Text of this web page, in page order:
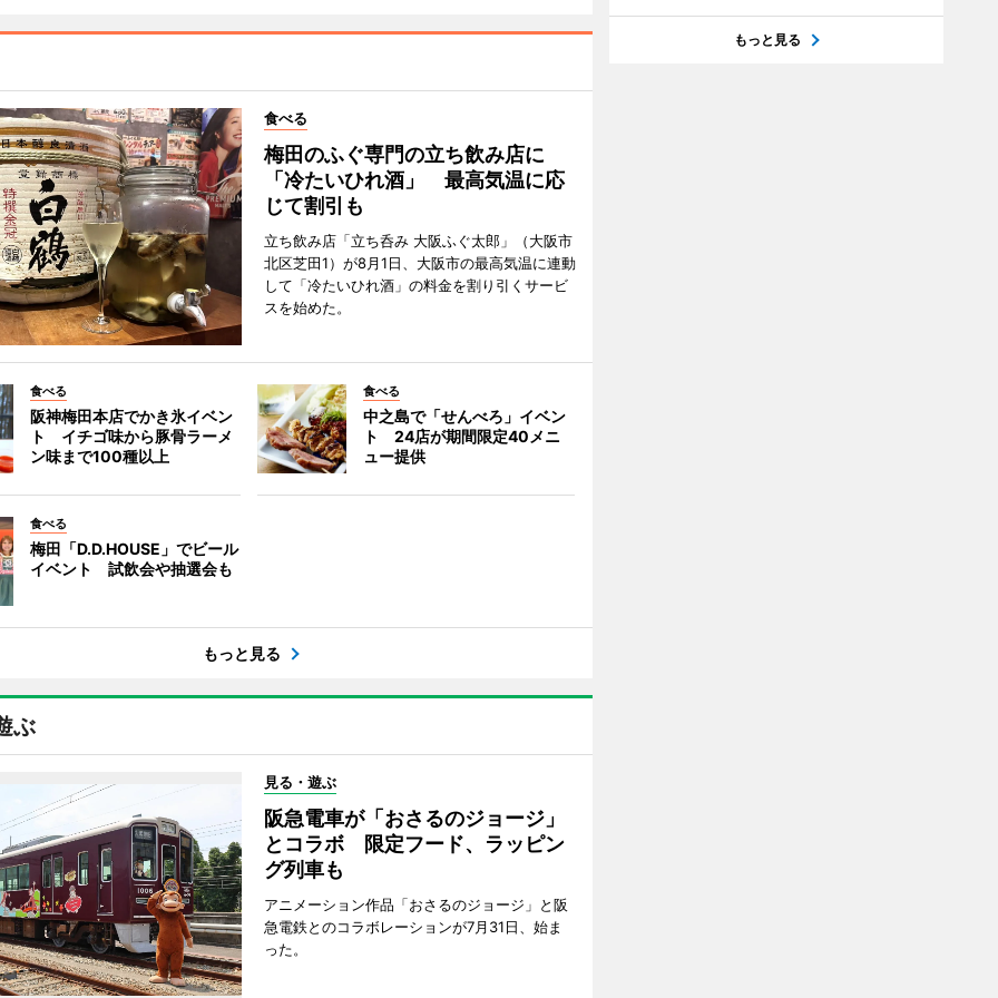
食べる
梅田のふぐ専門の立ち飲み店に
「冷たいひれ酒」 最高気温に応
じて割引も
立ち飲み店「立ち呑み 大阪ふぐ太郎」（大阪市
北区芝田1）が8月1日、大阪市の最高気温に連動
して「冷たいひれ酒」の料金を割り引くサービ
スを始めた。
食べる
阪神梅田本店でかき氷イベン
ト イチゴ味から豚骨ラーメ
ン味まで100種以上
食べる
中之島で「せんべろ」イベン
ト 24店が期間限定40メニ
ュー提供
食べる
梅田「D.D.HOUSE」でビール
イベント 試飲会や抽選会も
もっと見る
ぶ
見る・遊ぶ
阪急電車が「おさるのジョージ」
とコラボ 限定フード、ラッピン
グ列車も
アニメーション作品「おさるのジョージ」と阪
急電鉄とのコラボレーションが7月31日、始ま
った。
もっと見る